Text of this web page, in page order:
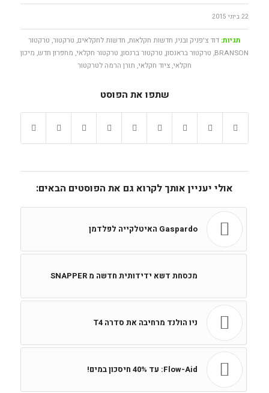
22 ביוני 2015
תגיות: דוד צ'פניק ובניו, חדשות חקלאות, חדשות לחקלאים, טרקטור, טרקטור
BRANSON
, טרקטור בראנסון, טרקטור ברנסון, טרקטור חקלאי, מחפרון חדש, מיכון
חקלאי,ציוד חקלאי, תורן הרמה לטרקטור
שתפו את הפוסט
אולי יעניין אותך לקרוא גם את הפוסטים הבאים:
Gaspardo האיטלקייה לפלדמן
מכסחת דשא ידידותית חדשה מ SNAPPER
ניו הולנד מרחיבה את סדרה T4
Flow-Aid: עד 40% חיסכון במים!